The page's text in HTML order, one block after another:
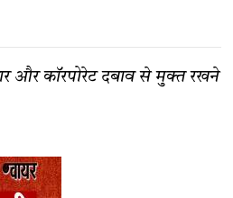
और कॉरपोरेट दबाव से मुक्त रखने